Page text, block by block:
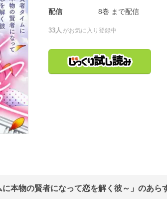
配信
8巻 まで配信
33人 がお気に入り登録中
に本物の賢者になって恋を解く彼～」のあら